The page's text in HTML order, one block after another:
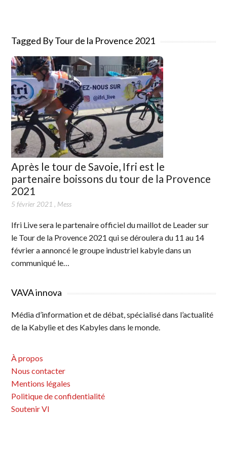
Tagged By Tour de la Provence 2021
Après le tour de Savoie, Ifri est le
partenaire boissons du tour de la Provence
2021
5 février 2021 , Mess
Ifri Live sera le partenaire officiel du maillot de Leader sur
le Tour de la Provence 2021 qui se déroulera du 11 au 14
février a annoncé le groupe industriel kabyle dans un
communiqué le…
VAVA innova
Média d’information et de débat, spécialisé dans l’actualité
de la Kabylie et des Kabyles dans le monde.
À propos
Nous contacter
Mentions légales
Politique de confidentialité
Soutenir VI